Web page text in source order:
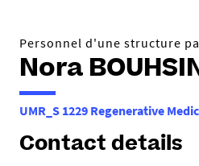
Personnel d'une structure
Nora
UMR_S 1229 Regenerative
Contact details